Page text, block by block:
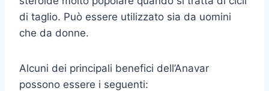
di taglio. Può essere utilizzato sia da uomini
che da donne.
Alcuni dei principali benefici dell’Anavar
possono essere i seguenti: